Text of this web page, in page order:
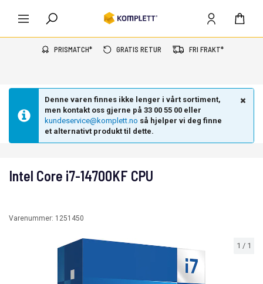
PRISMATCH* GRATIS RETUR FRI FRAKT*
Denne varen finnes ikke lenger i vårt sortiment,
men kontakt oss gjerne på 33 00 55 00 eller
kundeservice@komplett.no så hjelper vi deg finne
et alternativt produkt til dette.
1 / 1
Intel Core i7-14700KF CPU
Varenummer: 1251450